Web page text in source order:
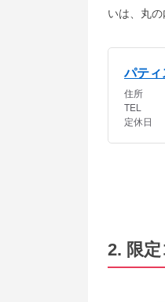
いは、丸
2. 限